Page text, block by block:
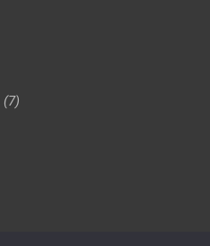
(7)